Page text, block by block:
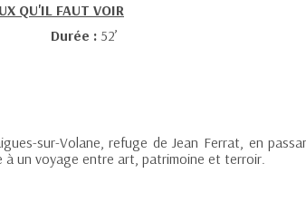
QU'IL FAUT VOIR
Durée : 52’
sur-Volane, refuge de Jean Ferrat, en
à un voyage entre art, patrimoine et terroir.